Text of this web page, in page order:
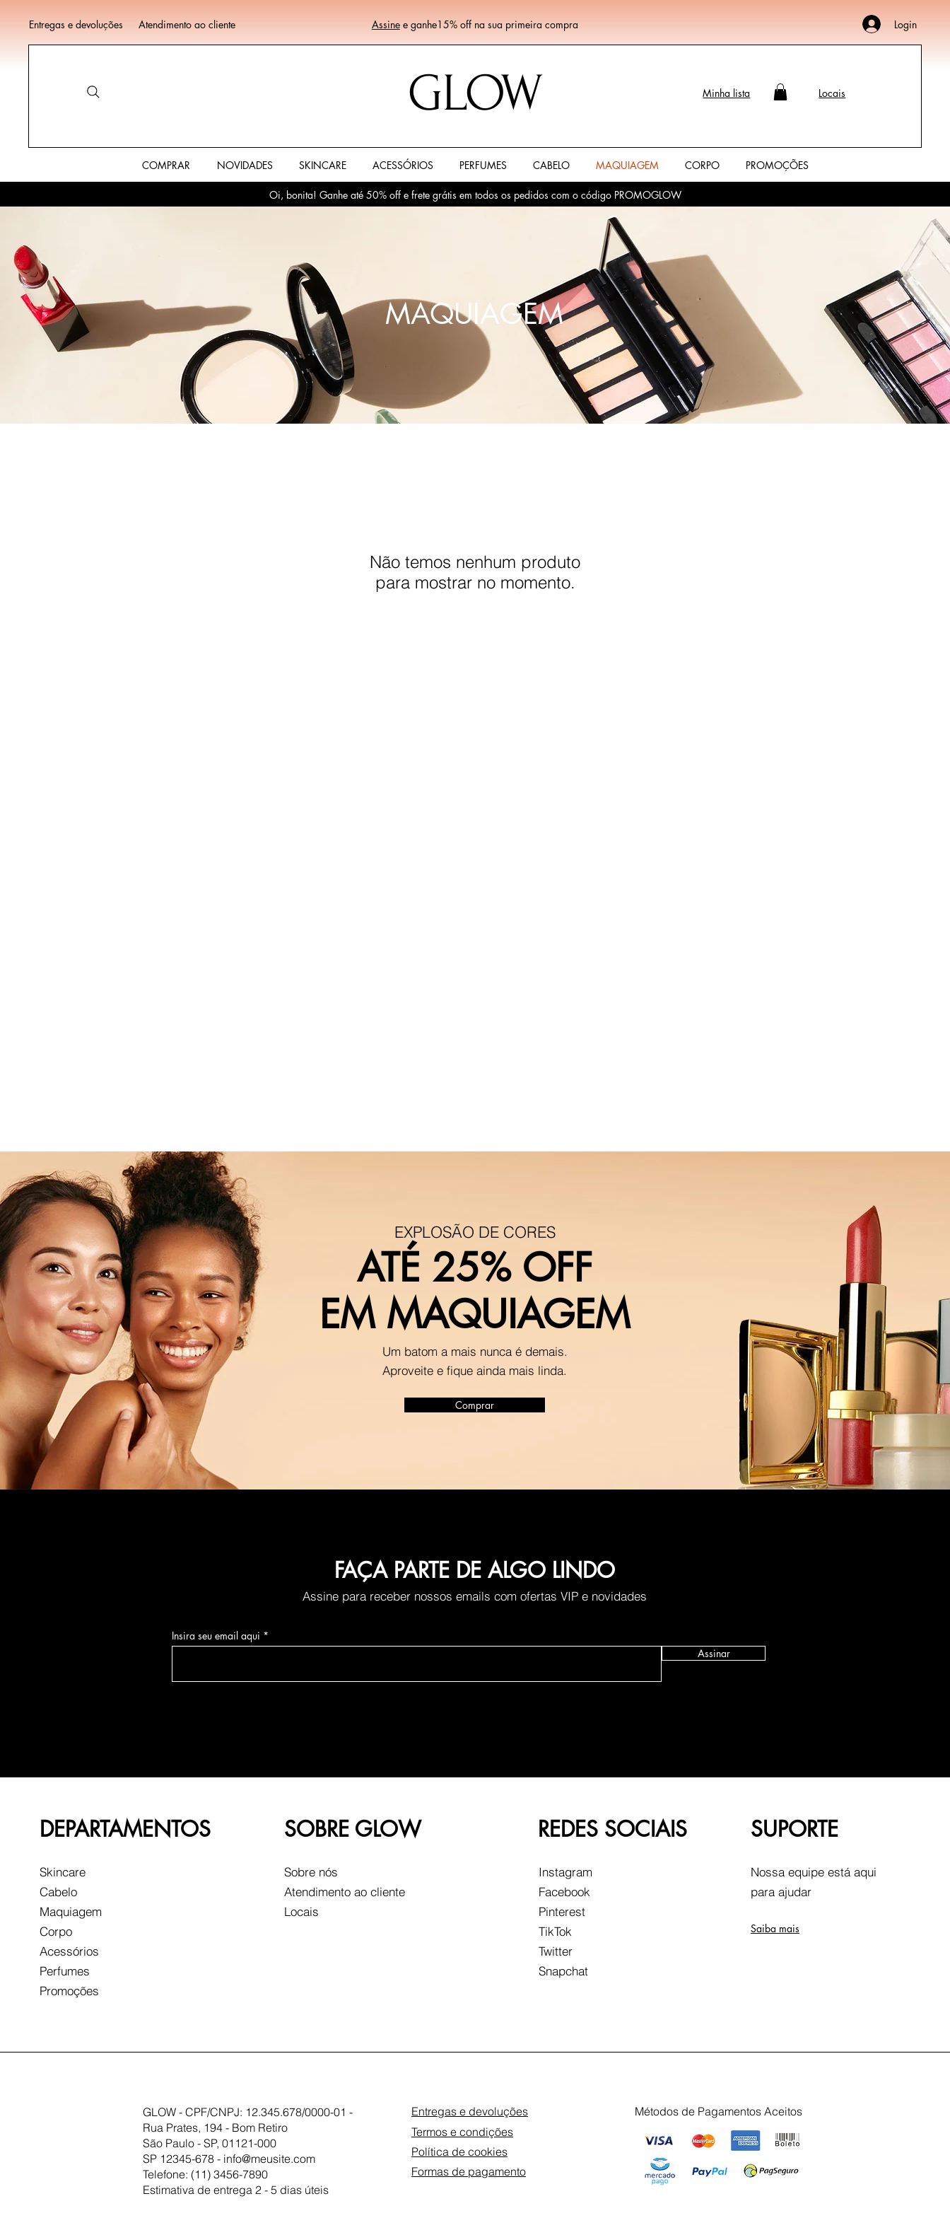
Entregas e devoluções Atendimento ao cliente Assinee ganhe15% off na sua primeira compra Login
GLOW Minha lista Locais
COMPRAR NOVIDADES SKINCARE ACESSÓRIOS PERFUMES CABELO MAQUIAGEM CORPO PROMOÇÕES
Oi, bonita! Ganhe até 50% off e frete grátis em todos os pedidos com o código PROMOGLOW
MAQUIAGEM
Não temos nenhum produto
para mostrar no momento.
EXPLOSÃO DE CORES
ATÉ 25% OFF
EM MAQUIAGEM
Um batom a mais nunca é demais.
Aproveite e fique ainda mais linda.
Comprar
FAÇA PARTE DE ALGO LINDO
Assine para receber nossos emails com ofertas VIP e novidades
Insira seu email aqui
Assinar
DEPARTAMENTOS
Skincare
Cabelo
Maquiagem
Corpo
Acessórios
Perfumes
Promoções
SOBRE GLOW
Sobre nós
Atendimento ao cliente
Locais
REDES SOCIAIS
Instagram
Facebook
Pinterest
TikTok
Twitter
Snapchat
SUPORTE
Nossa equipe está aqui
para ajudar
Saiba mais
GLOW - CPF/CNPJ: 12.345.678/0000-01 -
Rua Prates, 194 - Bom Retiro
São Paulo - SP, 01121-000
SP 12345-678 - info@meusite.com
Telefone: (11) 3456-7890
Estimativa de entrega 2 - 5 dias úteis
Entregas e devoluções
Termos e condições
Política de cookies
Formas de pagamento
Métodos de Pagamentos Aceitos